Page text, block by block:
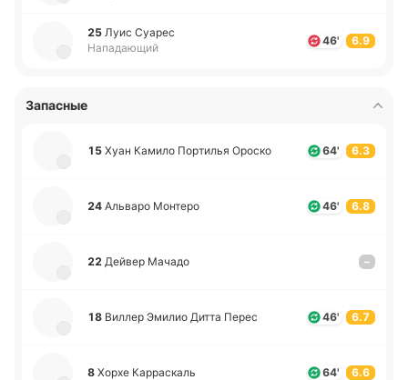
25 Луис Суарес
Нападающий
46' 6.9
Запасные
15 Хуан Камило По­рти­лья Ороско 64' 6.3
24 Альва­ро Мо­нте­ро 46' 6.8
22 Дейвер Мачадо –
18 Виллер Эмилио Дитта Перес 46' 6.7
8 Хорхе Ка­рра­скаль 64' 6.6